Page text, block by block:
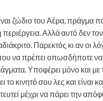
ζώδιο του Αέρα, πράγμα
περιέργεια. Αλλά αυτό δεν
Παρεκτός κι αν οι
να πρέπει οπωσδήποτε να
Υποφέρει μόνο και με
το κινητό σου λες και είναι
μέχρι να πάρει την